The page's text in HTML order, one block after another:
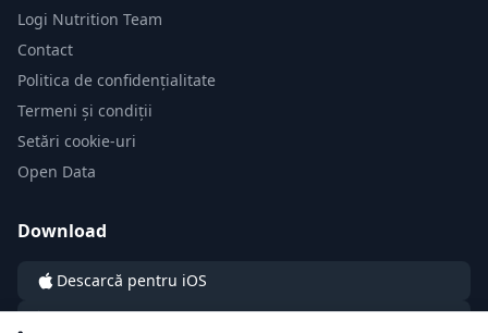
Logi Nutrition Team
Contact
Politica de confidențialitate
Termeni și condiții
Setări cookie-uri
Open Data
Download
Descarcă pentru iOS
Descarcă pentru Android